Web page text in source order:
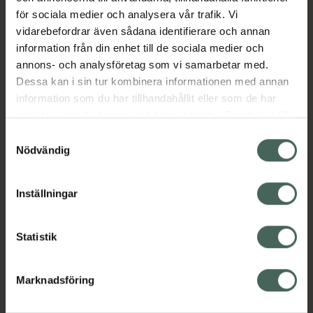
för sociala medier och analysera vår trafik. Vi
vidarebefordrar även sådana identifierare och annan
information från din enhet till de sociala medier och
annons- och analysföretag som vi samarbetar med.
Dessa kan i sin tur kombinera informationen med annan
information som du har tillhandahållit eller som de har
samlat in när du har använt deras tjänster. Samtycke till
återkalla ditt samtycke via webbplatsens
cookieinställningar. Ett återkallat samtycke påverkar inte
lagligheten av behandling som skett innan återkallelsen.
Nödvändig
Inställningar
Statistik
Marknadsföring
EAN:03337875893626
Kategorier:
AnsiktsvårdFrench BeautyHudbesvär
HudbesvärHudvård Torr hudTorr hud
Innehåll Visa
Visa
Upptäck flera produkter inom
Ansiktsvård
French Beauty